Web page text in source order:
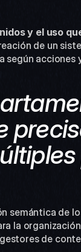
y el uso
de un
según acciones
semántica de
la
de